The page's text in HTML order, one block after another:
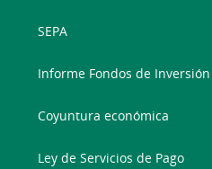
SEPA
Informe Fondos de Inversión
Coyuntura económica
Ley de Servicios de Pago